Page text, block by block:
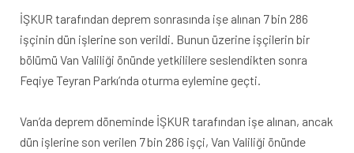
İŞKUR tarafından deprem sonrasında işe alınan 7 bin 286
işçinin dün işlerine son verildi. Bunun üzerine işçilerin bir
bölümü Van Valiliği önünde yetkililere seslendikten sonra
Feqiye Teyran Parkı’nda oturma eylemine geçti.
Van’da deprem döneminde İŞKUR tarafından işe alınan, ancak
dün işlerine son verilen 7 bin 286 işçi, Van Valiliği önünde